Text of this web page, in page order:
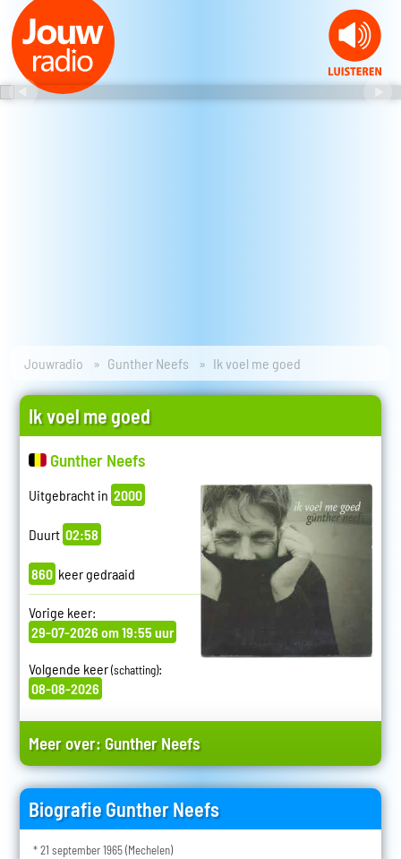
Jouwradio Gunther Neefs Ik voel me goed
Ik voel me goed
Gunther Neefs
Uitgebracht in 2000
Duurt 02:58
860 keer gedraaid
Vorige keer:
29-07-2026 om 19:55 uur
Volgende keer(schatting):
08-08-2026
Meer over: Gunther Neefs
Biografie Gunther Neefs
* 21 september 1965 (Mechelen)